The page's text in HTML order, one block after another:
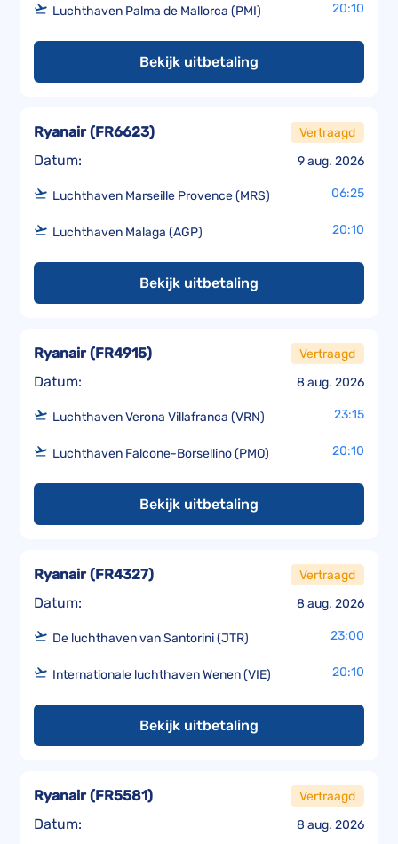
Luchthaven Palma de Mallorca (PMI) 20:10
Bekijk uitbetaling
Datum: 9 aug. 2026
Ryanair(FR6623) Vertraagd
Luchthaven Marseille Provence (MRS) 06:25
Luchthaven Malaga (AGP) 20:10
Bekijk uitbetaling
Datum: 8 aug. 2026
Ryanair(FR4915) Vertraagd
Luchthaven Verona Villafranca (VRN) 23:15
Luchthaven Falcone-Borsellino (PMO) 20:10
Bekijk uitbetaling
Datum: 8 aug. 2026
Ryanair(FR4327) Vertraagd
De luchthaven van Santorini (JTR) 23:00
Internationale luchthaven Wenen (VIE) 20:10
Bekijk uitbetaling
Datum: 8 aug. 2026
Ryanair(FR5581) Vertraagd